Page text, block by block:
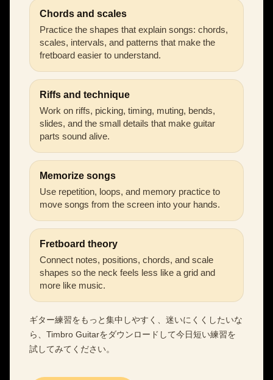
Chords and scales
Practice the shapes that explain songs: chords,
scales, intervals, and patterns that make the
fretboard easier to understand.
Riffs and technique
Work on riffs, picking, timing, muting, bends,
slides, and the small details that make guitar
parts sound alive.
Memorize songs
Use repetition, loops, and memory practice to
move songs from the screen into your hands.
Fretboard theory
Connect notes, positions, chords, and scale
shapes so the neck feels less like a grid and
more like music.
ギター練習をもっと集中しやすく、迷いにくくしたいな
ら、Timbro Guitarをダウンロードして今日短い練習を
試してみてください。